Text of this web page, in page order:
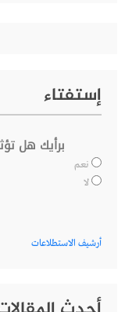
إستفتاء
برأيك هل
نعم
لا
أرشيف الاستطلاعات